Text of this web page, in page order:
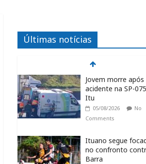
Últimas notícias
Jovem morre após
acidente na SP-
Itu
05/08/2026
No
Comments
Ituano segue
no confronto
Barra